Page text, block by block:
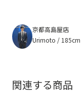
京都高島屋店
Urimoto / 185cm
関連する商品